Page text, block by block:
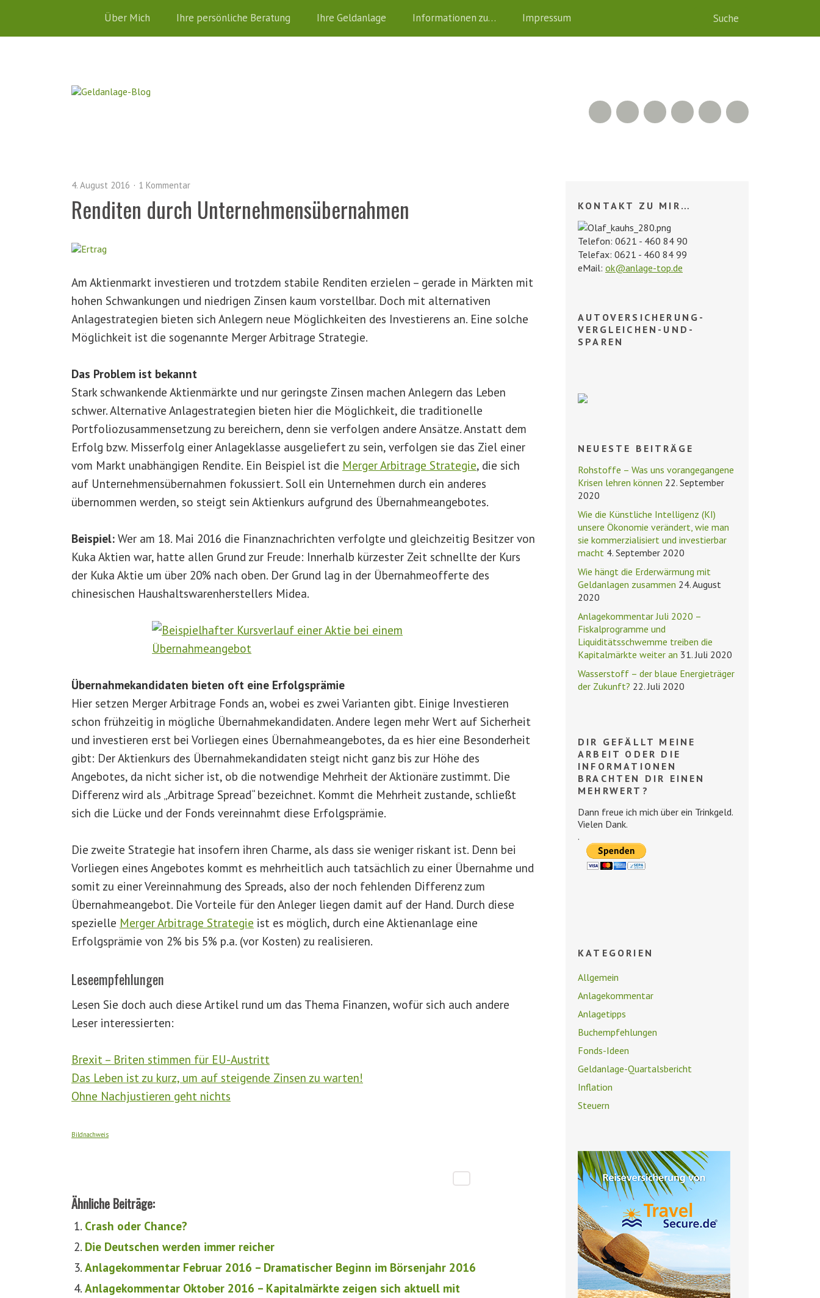
Über Mich Ihre persönliche Beratung Ihre Geldanlage Informationen zu… Impressum
Facebook
500px
LinkedIn
Xing
RSS Feed
4. August 2016 1 Kommentar
Renditen durch Unternehmensübernahmen
Am Aktienmarkt investieren und trotzdem stabile Renditen erzielen – gerade in Märkten mit
hohen Schwankungen und niedrigen Zinsen kaum vorstellbar. Doch mit alternativen
Anlagestrategien bieten sich Anlegern neue Möglichkeiten des Investierens an. Eine solche
Möglichkeit ist die sogenannte Merger Arbitrage Strategie.
Das Problem ist bekannt
Stark schwankende Aktienmärkte und nur geringste Zinsen machen Anlegern das Leben
schwer. Alternative Anlagestrategien bieten hier die Möglichkeit, die traditionelle
Portfoliozusammensetzung zu bereichern, denn sie verfolgen andere Ansätze. Anstatt dem
Erfolg bzw. Misserfolg einer Anlageklasse ausgeliefert zu sein, verfolgen sie das Ziel einer
vom Markt unabhängigen Rendite. Ein Beispiel ist die Merger Arbitrage Strategie, die sich
auf Unternehmensübernahmen fokussiert. Soll ein Unternehmen durch ein anderes
übernommen werden, so steigt sein Aktienkurs aufgrund des Übernahmeangebotes.
Beispiel: Wer am 18. Mai 2016 die Finanznachrichten verfolgte und gleichzeitig Besitzer von
Kuka Aktien war, hatte allen Grund zur Freude: Innerhalb kürzester Zeit schnellte der Kurs
der Kuka Aktie um über 20% nach oben. Der Grund lag in der Übernahmeofferte des
chinesischen Haushaltswarenherstellers Midea.
Übernahmekandidaten bieten oft eine Erfolgsprämie
Hier setzen Merger Arbitrage Fonds an, wobei es zwei Varianten gibt. Einige Investieren
schon frühzeitig in mögliche Übernahmekandidaten. Andere legen mehr Wert auf Sicherheit
und investieren erst bei Vorliegen eines Übernahmeangebotes, da es hier eine Besonderheit
gibt: Der Aktienkurs des Übernahmekandidaten steigt nicht ganz bis zur Höhe des
Angebotes, da nicht sicher ist, ob die notwendige Mehrheit der Aktionäre zustimmt. Die
Differenz wird als „Arbitrage Spread“ bezeichnet. Kommt die Mehrheit zustande, schließt
sich die Lücke und der Fonds vereinnahmt diese Erfolgsprämie.
Die zweite Strategie hat insofern ihren Charme, als dass sie weniger riskant ist. Denn bei
Vorliegen eines Angebotes kommt es mehrheitlich auch tatsächlich zu einer Übernahme und
somit zu einer Vereinnahmung des Spreads, also der noch fehlenden Differenz zum
Übernahmeangebot. Die Vorteile für den Anleger liegen damit auf der Hand. Durch diese
spezielle Merger Arbitrage Strategie ist es möglich, durch eine Aktienanlage eine
Erfolgsprämie von 2% bis 5% p.a. (vor Kosten) zu realisieren.
Leseempfehlungen
Lesen Sie doch auch diese Artikel rund um das Thema Finanzen, wofür sich auch andere
Leser interessierten:
Brexit – Briten stimmen für EU-Austritt
Das Leben ist zu kurz, um auf steigende Zinsen zu warten!
Ohne Nachjustieren geht nichts
Bildnachweis
Ähnliche Beiträge:
Crash oder Chance?
Die Deutschen werden immer reicher
Anlagekommentar Februar 2016 – Dramatischer Beginn im Börsenjahr 2016
Anlagekommentar Oktober 2016 – Kapitalmärkte zeigen sich aktuell mit
KONTAKT ZU MIR…
Telefon: 0621 - 460 84 90
Telefax: 0621 - 460 84 99
eMail: ok@anlage-top.de
AUTOVERSICHERUNG-
VERGLEICHEN-UND-
SPAREN
NEUESTE BEITRÄGE
Rohstoffe – Was uns vorangegangene
Krisen lehren können 22. September
2020
Wie die Künstliche Intelligenz (KI)
unsere Ökonomie verändert, wie man
sie kommerzialisiert und investierbar
macht 4. September 2020
Wie hängt die Erderwärmung mit
Geldanlagen zusammen 24. August
2020
Anlagekommentar Juli 2020 –
Fiskalprogramme und
Liquiditätsschwemme treiben die
Kapitalmärkte weiter an 31. Juli 2020
Wasserstoff – der blaue Energieträger
der Zukunft? 22. Juli 2020
DIR GEFÄLLT MEINE
ARBEIT ODER DIE
INFORMATIONEN
BRACHTEN DIR EINEN
MEHRWERT?
Dann freue ich mich über ein Trinkgeld.
Vielen Dank.
.
KATEGORIEN
Allgemein
Anlagekommentar
Anlagetipps
Buchempfehlungen
Fonds-Ideen
Geldanlage-Quartalsbericht
Inflation
Steuern